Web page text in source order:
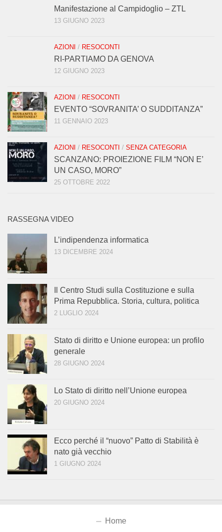
Manifestazione al Campidoglio – ZTL
13 GIUGNO 2023
AZIONI / RESOCONTI
RI-PARTIAMO DA GENOVA
12 GIUGNO 2023
AZIONI / RESOCONTI
EVENTO “SOVRANITA’ O SUDDITANZA”
11 GENNAIO 2023
AZIONI / RESOCONTI / SENZA CATEGORIA
SCANZANO: PROIEZIONE FILM “NON E’
UN CASO, MORO”
25 OTTOBRE 2022
RASSEGNA VIDEO
L’indipendenza informatica
13 DICEMBRE 2024
Il Centro Studi sulla Costituzione e sulla
Prima Repubblica. Storia, cultura, politica
2 LUGLIO 2024
Stato di diritto e Unione europea: un profilo
generale
28 GIUGNO 2024
Lo Stato di diritto nell’Unione europea
20 GIUGNO 2024
Ecco perché il “nuovo” Patto di Stabilità è
nato già vecchio
1 GIUGNO 2024
Home